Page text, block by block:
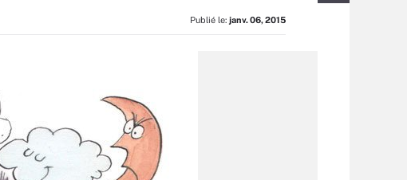
Publié le: janv. 06, 2015